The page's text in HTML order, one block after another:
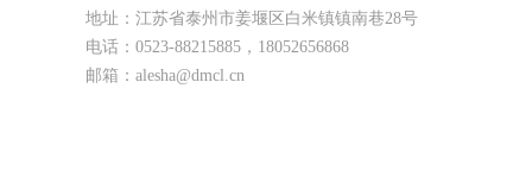
地址：江苏省泰州市姜堰区白米镇镇南巷28号
电话：0523-88215885，18052656868
邮箱： alesha@dmcl.cn